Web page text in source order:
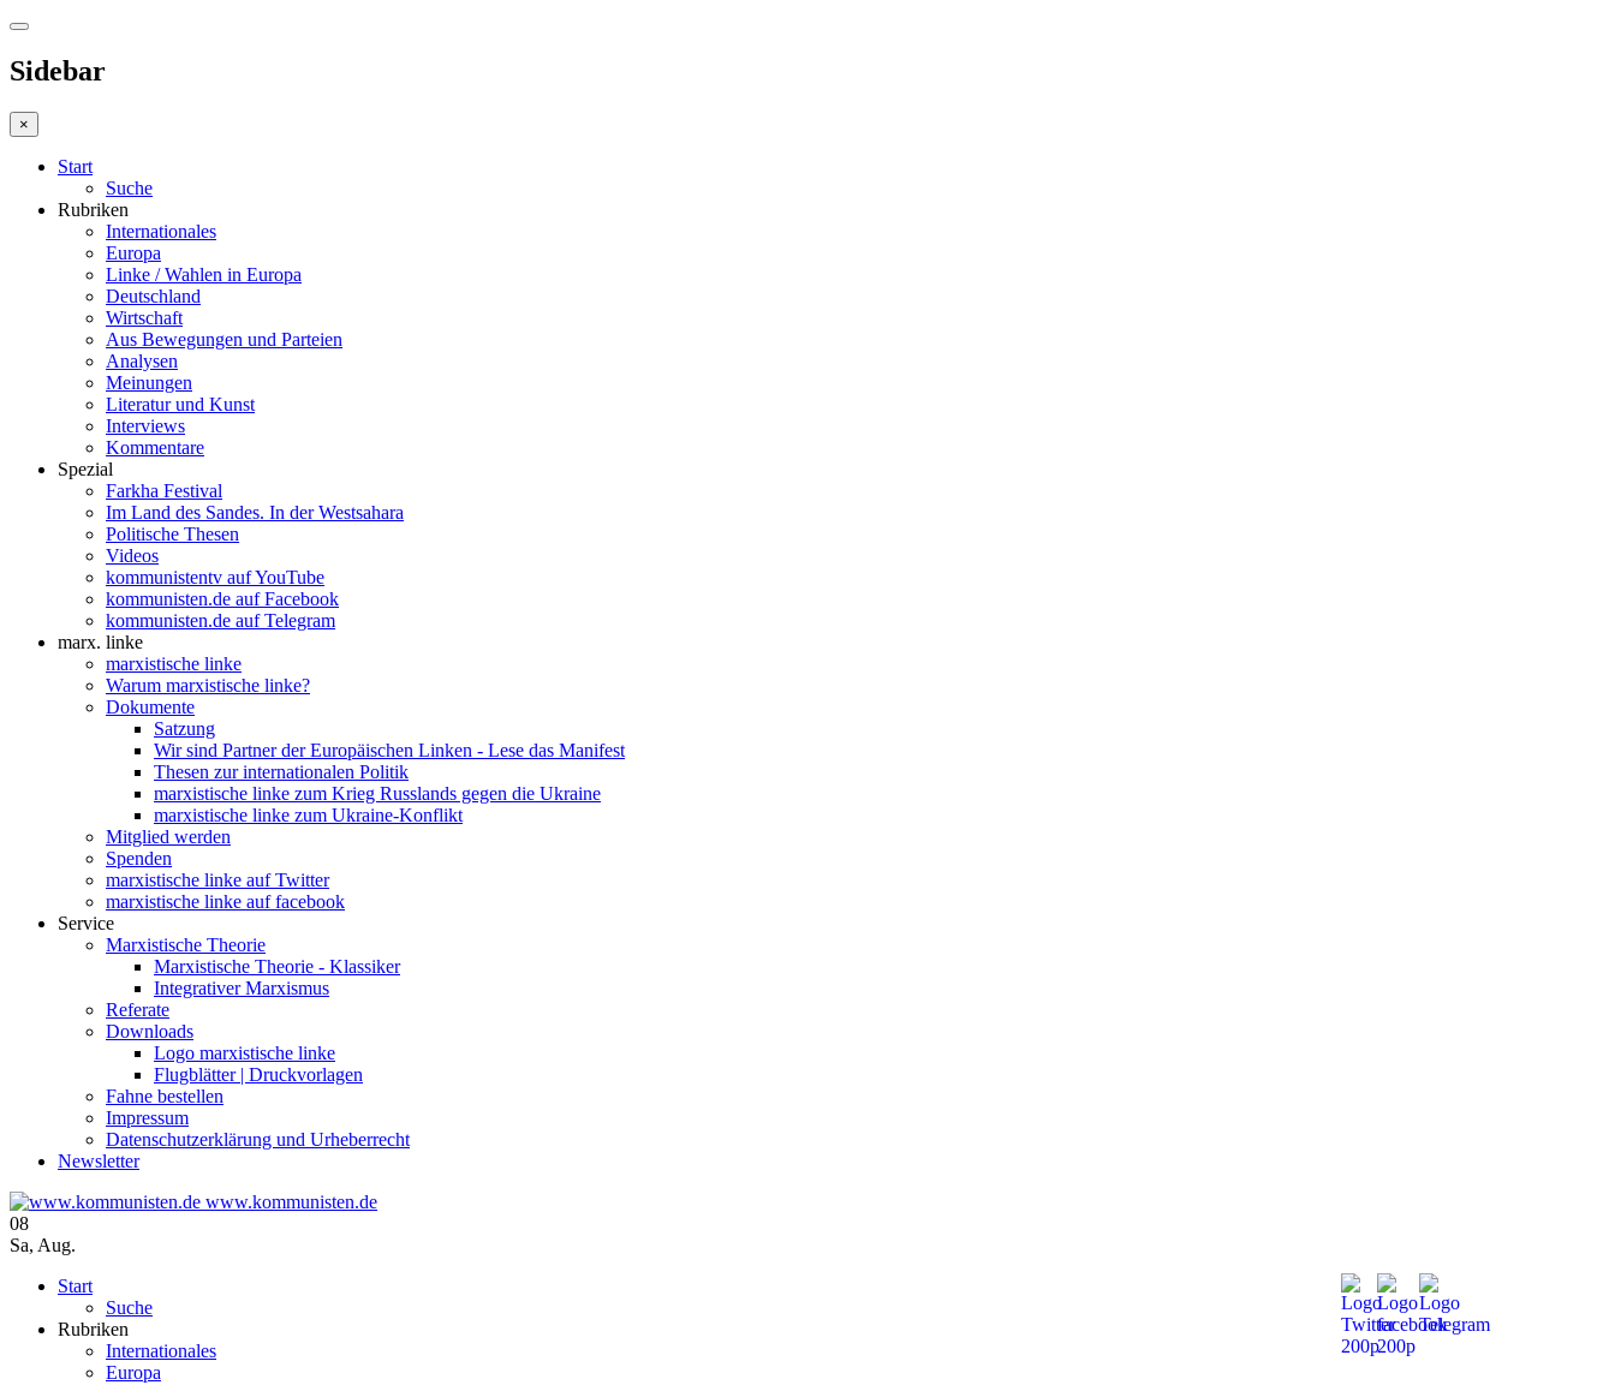
Sidebar
×
Start
Suche
Rubriken
Internationales
Europa
Linke / Wahlen in Europa
Deutschland
Wirtschaft
Aus Bewegungen und Parteien
Analysen
Meinungen
Literatur und Kunst
Interviews
Kommentare
Spezial
Farkha Festival
Im Land des Sandes. In der Westsahara
Politische Thesen
Videos
kommunistentv auf YouTube
kommunisten.de auf Facebook
kommunisten.de auf Telegram
marx. linke
marxistische linke
Warum marxistische linke?
Dokumente
Satzung
Wir sind Partner der Europäischen Linken - Lese das Manifest
Thesen zur internationalen Politik
marxistische linke zum Krieg Russlands gegen die Ukraine
marxistische linke zum Ukraine-Konflikt
Mitglied werden
Spenden
marxistische linke auf Twitter
marxistische linke auf facebook
Service
Marxistische Theorie
Marxistische Theorie - Klassiker
Integrativer Marxismus
Referate
Downloads
Logo marxistische linke
Flugblätter | Druckvorlagen
Fahne bestellen
Impressum
Datenschutzerklärung und Urheberrecht
Newsletter
www.kommunisten.de
08
Sa, Aug.
Start
Suche
Rubriken
Internationales
Europa